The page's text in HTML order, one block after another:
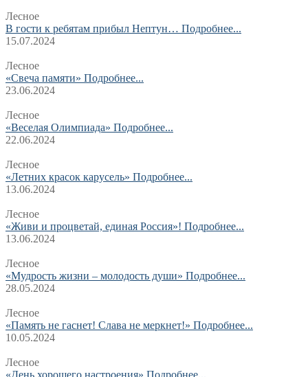
Лесное
В гости к ребятам прибыл Нептун… Подробнее...
15.07.2024
Лесное
«Свеча памяти» Подробнее...
23.06.2024
Лесное
«Веселая Олимпиада» Подробнее...
22.06.2024
Лесное
«Летних красок карусель» Подробнее...
13.06.2024
Лесное
«Живи и процветай, единая Россия»! Подробнее...
13.06.2024
Лесное
«Мудрость жизни – молодость души» Подробнее...
28.05.2024
Лесное
«Память не гаснет! Слава не меркнет!» Подробнее...
10.05.2024
Лесное